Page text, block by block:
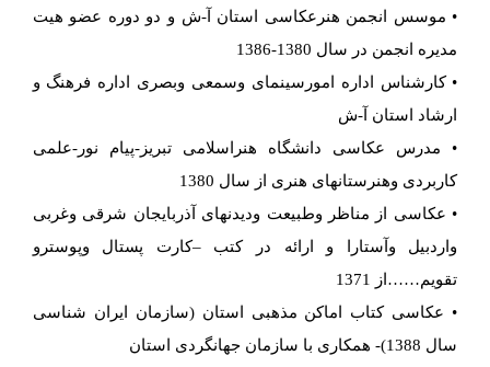
• موسس انجمن هنرعکاسی استان آ-ش و دو دوره عضو هیت
مدیره انجمن در سال 1380-1386
• کارشناس اداره امورسینمای وسمعی وبصری اداره فرهنگ و
ارشاد استان آ-ش
• مدرس عکاسی دانشگاه هنراسلامی تبریز-پیام نور-علمی
کاربردی وهنرستانهای هنری از سال 1380
• عکاسی از مناظر وطبیعت ودیدنهای آذربایجان شرقی وغربی
واردبیل وآستارا و ارائه در کتب –کارت پستال وپوسترو
تقویم……از 1371
• عکاسی کتاب اماکن مذهبی استان (سازمان ایران شناسی
سال 1388)- همکاری با سازمان جهانگردی استان